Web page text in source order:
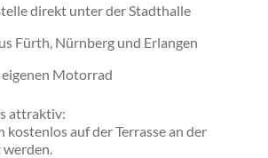
direkt unter der Stadthalle
Fürth, Nürnberg und Erlangen
Motorrad
attraktiv:
auf der Terrasse an der